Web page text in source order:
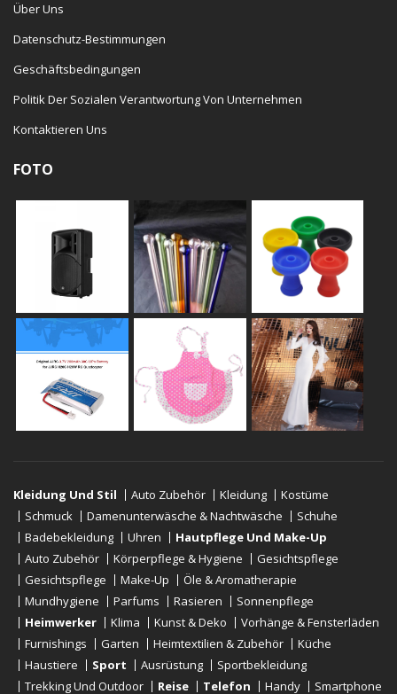
Über Uns
Datenschutz-Bestimmungen
Geschäftsbedingungen
Politik Der Sozialen Verantwortung Von Unternehmen
Kontaktieren Uns
FOTO
Kleidung Und Stil Auto Zubehör Kleidung
Kostüme
Schmuck
Damenunterwäsche & Nachtwäsche
Schuhe
Badebekleidung
Uhren
Hautpflege Und Make-Up
Auto Zubehör
Körperpflege & Hygiene
Gesichtspflege
Gesichtspflege
Make-Up
Öle & Aromatherapie
Mundhygiene
Parfums Rasieren
Sonnenpflege
Heimwerker
Klima Kunst & Deko
Vorhänge & Fensterläden
Furnishings
Garten Heimtextilien & Zubehör
Küche
Haustiere
Sport Ausrüstung
Sportbekleidung
Trekking Und Outdoor
Reise Telefon Handy Smartphone